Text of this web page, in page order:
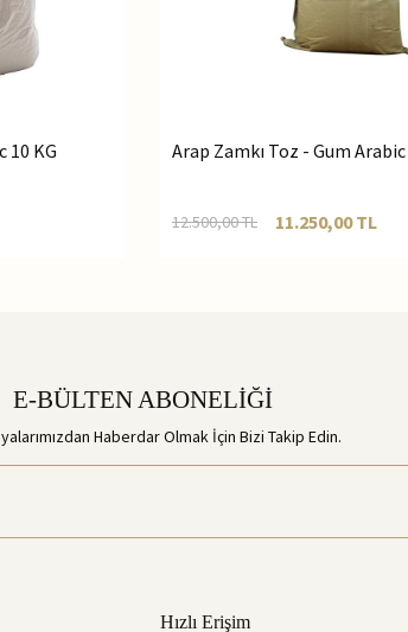
10 KG Arap Zamkı Toz - Gum Arabic
12.500,00TL 11.250,00TL
E-BÜLTEN ABONELİĞİ
Haberdar Olmak İçin Bizi Takip Edin.
Hızlı Erişim